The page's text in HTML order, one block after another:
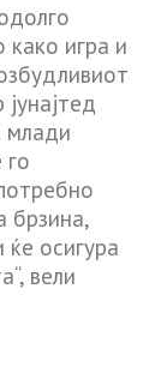
како игра и
млади
брзина,
ќе осигура
вели